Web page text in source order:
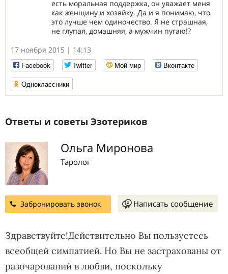
есть моральная поддержка, он уважает меня
как женщину и хозяйку. Да и я понимаю, что
это лучше чем одиночество. Я не страшная,
не глупая, домашняя, а мужчин пугаю!?
17 ноября 2015 | 14:13
Facebook
Twitter Мой мир
Вконтакте
Одноклассники
Ответы и советы Эзотериков
Ольга Миронова
Таролог
Забронировать звонок Написать сообщение
Здравствуйте!Действительно Вы пользуетесь
всеобщей симпатией. Но Вы не застрахованы от
разочарований в любви, поскольку